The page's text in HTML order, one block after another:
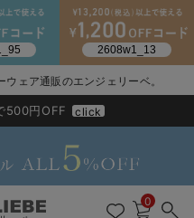
ェア通販のエンジェリーベ。
円以上で送料無料
500円OFF click
0